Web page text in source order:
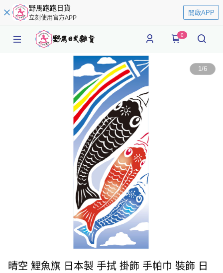
野馬跑跑日貨
立刻使用官方APP
開啟APP
0
1/6
晴空 鯉魚旗 日本製 手拭 掛飾 手帕巾 裝飾 日